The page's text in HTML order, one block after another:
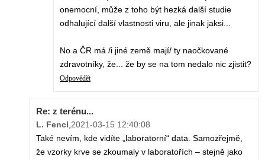
onemocní, může z toho být hezká další studie
odhalující další vlastnosti viru, ale jinak jaksi...
No a ČR má /i jiné země mají/ ty naočkované
zdravotníky, že... že by se na tom nedalo nic zjistit?
Odpovědět
Re: z terénu...
L. Fencl,2021-03-15 12:40:08
Také nevím, kde vidíte „laboratorní“ data. Samozřejmě,
že vzorky krve se zkoumaly v laboratořích – stejně jako